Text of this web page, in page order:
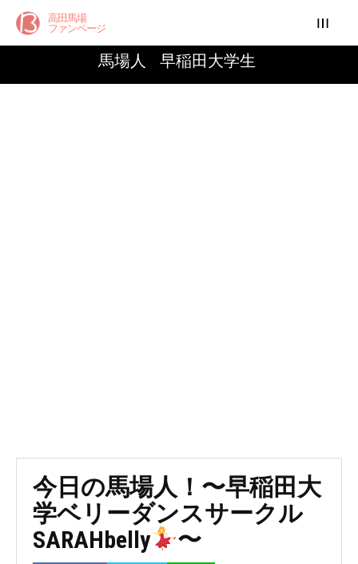
ン！！肉汁麺 ススム
ラーメン Wizユナイテッドアスリート 2019年9月6日
ビュー！
2019年11月15日
早大生日記 PwCのOB訪問で聞いた海外新卒との実力差に
愕然とした話
2019年10月24日
女子力アップ WASEDA angelica の料理教室に潜入してみ
高田馬場
ファンページ
馬場人 早稲田大学生
今日の馬場人！〜早稲田大
学ベリーダンスサークル
SARAHbelly
〜